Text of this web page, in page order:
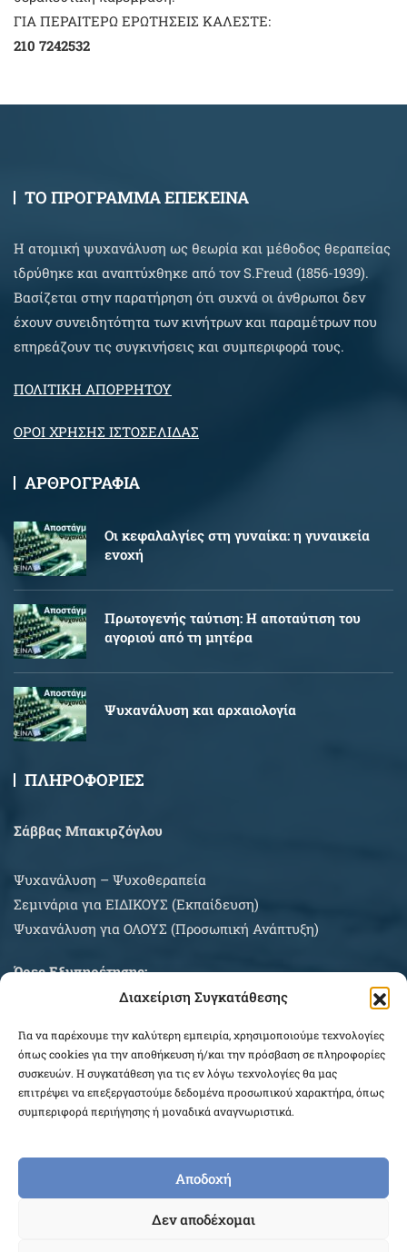
Διαχείριση Συγκατάθεσης
Για να παρέχουμε την καλύτερη εμπειρία, χρησιμοποιούμε τεχνολογίες
όπως cookies για την αποθήκευση ή/και την πρόσβαση σε πληροφορίες
συσκευών. Η συγκατάθεση για τις εν λόγω τεχνολογίες θα μας
επιτρέψει να επεξεργαστούμε δεδομένα προσωπικού χαρακτήρα, όπως
συμπεριφορά περιήγησης ή μοναδικά αναγνωριστικά.
Αποδοχή
Δεν αποδέχομαι
ΓΙΑ ΠΕΡΑΙΤΕΡΩ ΕΡΩΤΗΣΕΙΣ ΚΑΛΕΣΤΕ:
210 7242532
ΤΟ ΠΡΟΓΡΑΜΜΑ ΕΠΕΚΕΙΝΑ
Η ατομική ψυχανάλυση ως θεωρία και μέθοδος θεραπείας
ιδρύθηκε και αναπτύχθηκε από τον S.Freud (1856-1939).
Βασίζεται στην παρατήρηση ότι συχνά οι άνθρωποι δεν
έχουν συνειδητότητα των κινήτρων και παραμέτρων που
επηρεάζουν τις συγκινήσεις και συμπεριφορά τους.
ΠΟΛΙΤΙΚΗ ΑΠΟΡΡΗΤΟΥ
ΟΡΟΙ ΧΡΗΣΗΣ ΙΣΤΟΣΕΛΙΔΑΣ
ΑΡΘΡΟΓΡΑΦΙΑ
Oι κεφαλαλγίες στη γυναίκα: η γυναικεία
ενοχή
Πρωτογενής ταύτιση: Η αποταύτιση του
αγοριού από τη μητέρα
Ψυχανάλυση και αρχαιολογία
ΠΛΗΡΟΦΟΡΙΕΣ
Σάββας Μπακιρζόγλου
Ψυχανάλυση – Ψυχοθεραπεία
Σεμινάρια για EIΔΙΚΟΥΣ (Εκπαίδευση)
Ψυχανάλυση για ΟΛΟΥΣ (Προσωπική Ανάπτυξη)
Ώρες Εξυπηρέτησης:
ΠΛΗΡΟΦΟΡΙΕΣ ΑΓΟΡΩΝ
COPYRIGHT © 2026 EPEKEINA.GR. DESIGNED BY
WEB_FOR_ALL